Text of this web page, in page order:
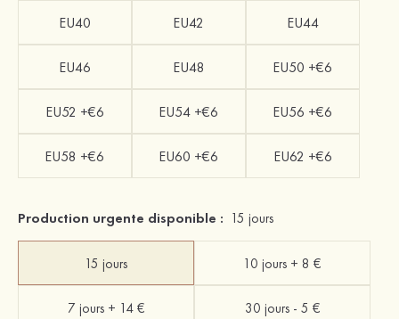
EU40 EU42 EU44
EU46 EU48 EU50 +€6
EU52 +€6 EU54 +€6 EU56 +€6
EU58 +€6 EU60 +€6 EU62 +€6
Production urgente disponible : 15 jours
15 jours 10 jours + 8 €
7 jours + 14 € 30 jours - 5 €